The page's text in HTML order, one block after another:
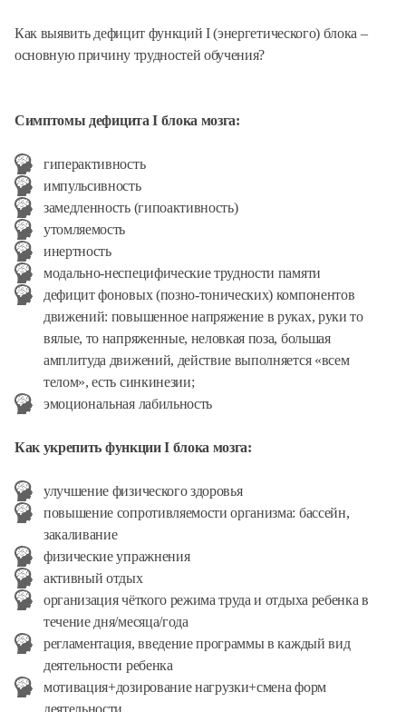
Как выявить дефицит функций I (энергетического) блока –
основную причину трудностей обучения?
Симптомы дефицита I блока мозга:
гиперактивность
импульсивность
замедленность (гипоактивность)
утомляемость
инертность
модально-неспецифические трудности памяти
дефицит фоновых (позно-тонических) компонентов
движений: повышенное напряжение в руках, руки то
вялые, то напряженные, неловкая поза, большая
амплитуда движений, действие выполняется «всем
телом», есть синкинезии;
эмоциональная лабильность
Как укрепить функции I блока мозга:
улучшение физического здоровья
повышение сопротивляемости организма: бассейн,
закаливание
физические упражнения
активный отдых
организация чёткого режима труда и отдыха ребенка в
течение дня/месяца/года
регламентация, введение программы в каждый вид
деятельности ребенка
мотивация+дозирование нагрузки+смена форм
деятельности